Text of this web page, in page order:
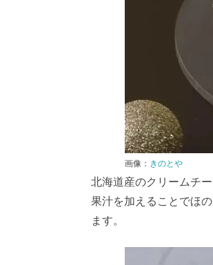
画像： きのとや
北海道産のクリームチ
果汁を加えることでほ
ます。